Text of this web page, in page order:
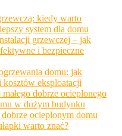
kiedy warto
system dla domu
grzewczej – jak
i bezpieczne
domu: jak
kosztów eksploatacji
dobrze ocieplonego
w dużym budynku
ocieplonym domu
warto znać?